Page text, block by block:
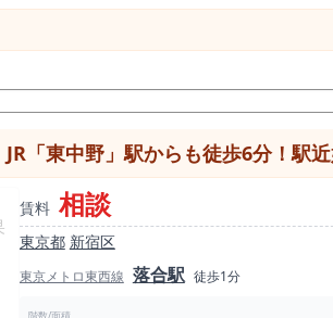
「東中野」駅からも徒歩6分！駅
賃料 相談
東京都 新宿区
東京メトロ東西線 落合駅 徒歩1分